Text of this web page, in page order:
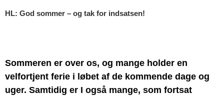
HL: God sommer – og tak for indsatsen!
Sommeren er over os, og mange holder en
velfortjent ferie i løbet af de kommende dage og
uger. Samtidig er I også mange, som fortsat